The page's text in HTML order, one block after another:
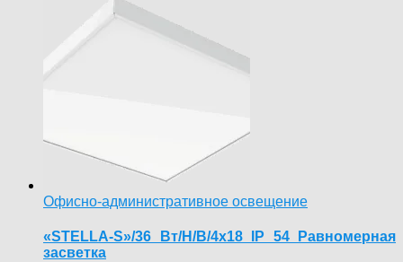
Офисно-административное освещение
«STELLA-S»/36 Вт/Н/В/4х18 IP 54 Равномерная
засветка